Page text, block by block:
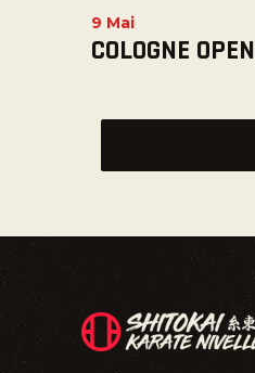
COLOGNE OPEN
9 Mai